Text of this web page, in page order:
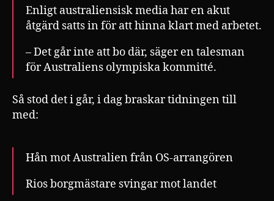
Enligt australiensisk media har en akut
åtgärd satts in för att hinna klart med arbetet.
– Det går inte att bo där, säger en talesman
för Australiens olympiska kommitté.
Så stod det i går, i dag braskar tidningen till
med:
Hån mot Australien från OS-arrangören
Rios borgmästare svingar mot landet